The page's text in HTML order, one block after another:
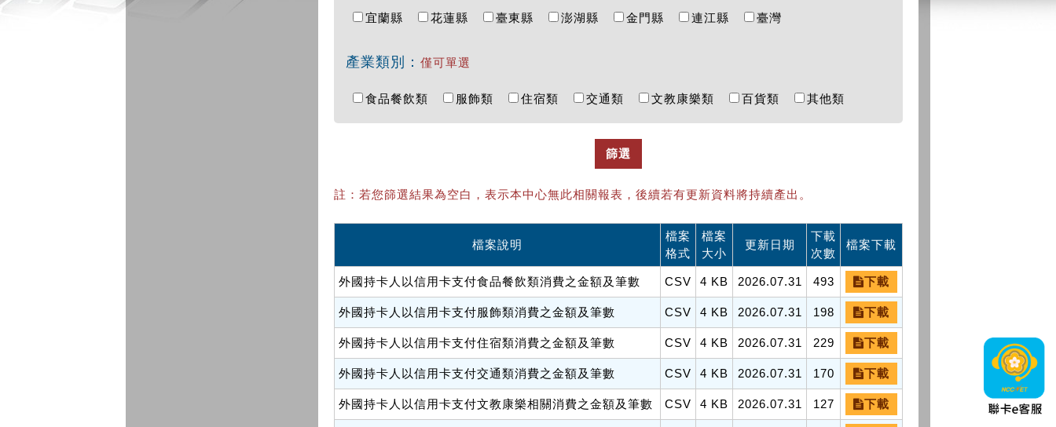
宜蘭縣
花蓮縣 臺東縣 澎湖縣 金門縣 連江縣 臺灣
產業類別： 僅可單選
食品餐飲類 服飾類 住宿類 交通類 文教康樂類 百貨類 其他類
篩選
註：若您篩選結果為空白，表示本中心無此相關報表，後續若有更新資料將持續產出。
檔案說明
檔案
格式
檔案
大小
更新日期
下載
次數
檔案下載
外國持卡人以信用卡支付食品餐飲類消費之金額及筆數 CSV 4 KB 2026.07.31 493 下載
外國持卡人以信用卡支付服飾類消費之金額及筆數 CSV 4 KB 2026.07.31 198 下載
外國持卡人以信用卡支付住宿類消費之金額及筆數 CSV 4 KB 2026.07.31 229 下載
外國持卡人以信用卡支付交通類消費之金額及筆數 CSV 4 KB 2026.07.31 170 下載
外國持卡人以信用卡支付文教康樂相關消費之金額及筆數 CSV 4 KB 2026.07.31 127 下載